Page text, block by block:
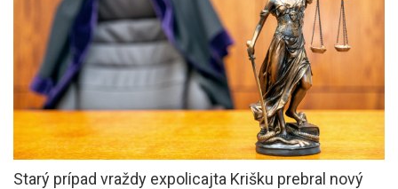
Starý prípad vraždy expolicajta Krišku prebral nový